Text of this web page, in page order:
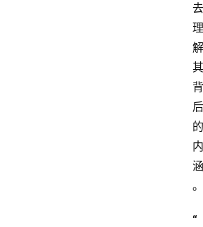
去
理
解
其
背
后
的
内
涵
。
“